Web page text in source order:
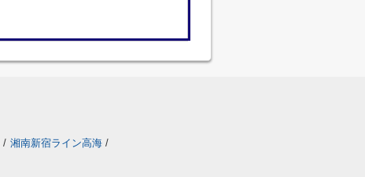
/ 湘南新宿ライン高海 /